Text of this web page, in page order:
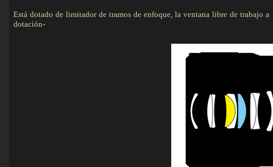
Está dotado de limitador de tramos de enfoque, la ventana libre de trabajo
dotación-